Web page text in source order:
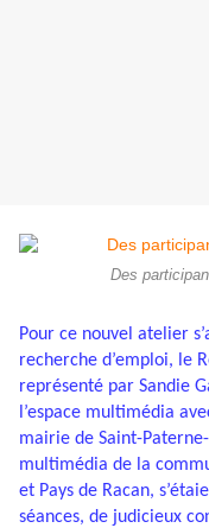
Des
Pour ce nouvel atelier
recherche d’emploi, le
représenté par Sandie
l’espace multimédia
mairie de Saint-
multimédia de la
et Pays de Racan,
séances, de judicieux